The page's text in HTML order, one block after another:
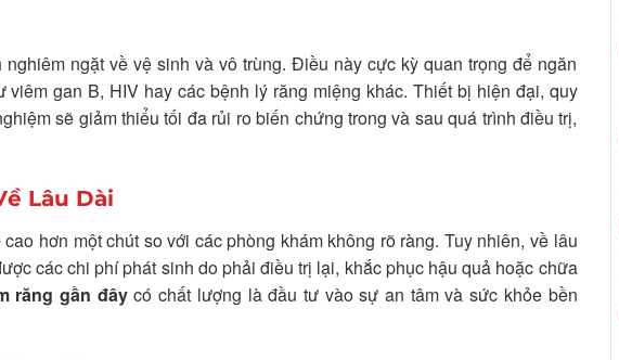
ngặt về vệ sinh và vô trùng. Điều này cực kỳ quan trọng để ngăn
gan B, HIV hay các bệnh lý răng miệng khác. Thiết bị hiện đại, quy
sẽ giảm thiểu tối đa rủi ro biến chứng trong và sau quá trình điều trị,
Lâu Dài
hơn một chút so với các phòng khám không rõ ràng. Tuy nhiên, về lâu
các chi phí phát sinh do phải điều trị lại, khắc phục hậu quả hoặc chữa
răng gần đâycó chất lượng là đầu tư vào sự an tâm và sức khỏe bền